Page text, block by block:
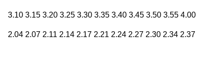
3.10 3.15 3.20 3.25 3.30 3.35 3.40 3.45 3.50 3.55 4.00
2.04 2.07 2.11 2.14 2.17 2.21 2.24 2.27 2.30 2.34 2.37